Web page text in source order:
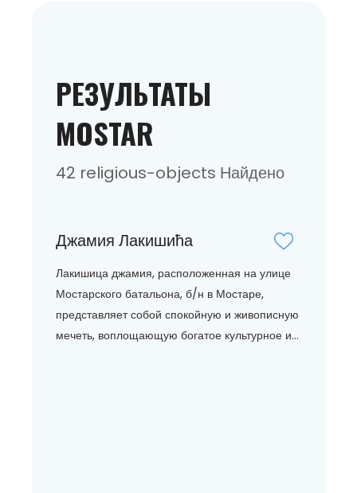
РЕЗУЛЬТАТЫ
MOSTAR
42 religious-objects Найдено
Джамия Лакишића
Лакишица джамия, расположенная на улице
Мостарского батальона, б/н в Мостаре,
представляет собой спокойную и живописную
мечеть, воплощающую богатое культурное и...